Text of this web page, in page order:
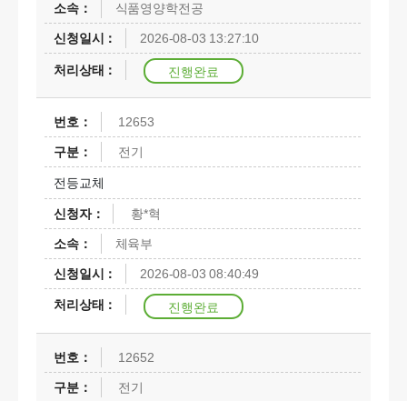
식품영양학전공
2026-08-03 13:27:10
진행완료
12653
전기
전등교체
황*혁
체육부
2026-08-03 08:40:49
진행완료
12652
전기